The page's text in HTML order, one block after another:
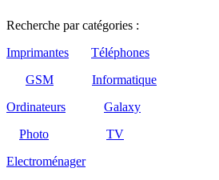
Recherche par catégories :
Imprimantes
Téléphones
GSM
Informatique
Ordinateurs
Galaxy
Photo
TV
Electroménager